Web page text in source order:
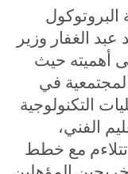
البروتوكول
الغفار وزير
أهميته حيث
في
التكنولوجية
الفني،
مع خطط